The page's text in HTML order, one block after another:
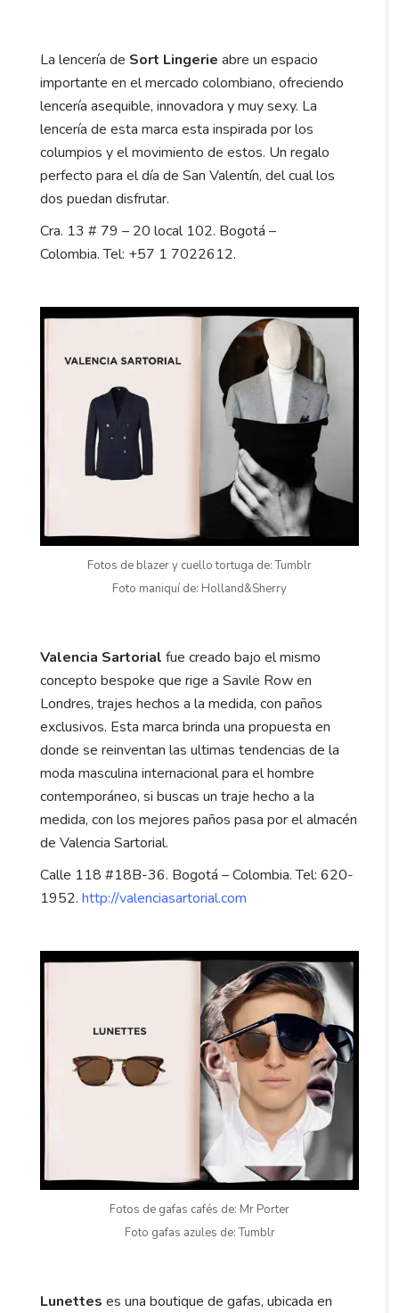
La lencería de Sort Lingerie abre un espacio
importante en el mercado colombiano, ofreciendo
lencería asequible, innovadora y muy sexy. La
lencería de esta marca esta inspirada por los
columpios y el movimiento de estos. Un regalo
perfecto para el día de San Valentín, del cual los
dos puedan disfrutar.
Cra. 13 # 79 – 20 local 102. Bogotá –
Colombia. Tel: +57 1 7022612.
Fotos de blazer y cuello tortuga de: Tumblr
Foto maniquí de: Holland&Sherry
Valencia Sartorial fue creado bajo el mismo
concepto bespoke que rige a Savile Row en
Londres, trajes hechos a la medida, con paños
exclusivos. Esta marca brinda una propuesta en
donde se reinventan las ultimas tendencias de la
moda masculina internacional para el hombre
contemporáneo, si buscas un traje hecho a la
medida, con los mejores paños pasa por el almacén
de Valencia Sartorial.
Calle 118 #18B-36. Bogotá – Colombia. Tel: 620-
1952. http://valenciasartorial.com
Fotos de gafas cafés de: Mr Porter
Foto gafas azules de: Tumblr
Lunettes es una boutique de gafas, ubicada en